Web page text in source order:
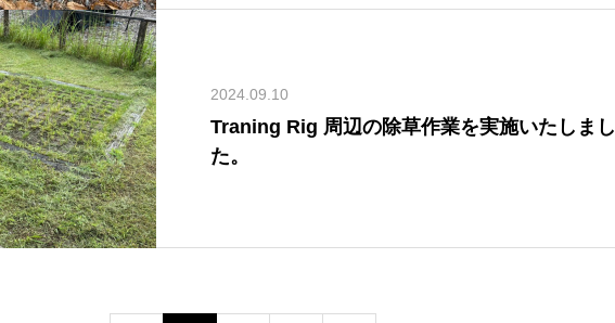
2024.09.10
Traning Rig 周辺の除草作業を実施いたしまし
た。